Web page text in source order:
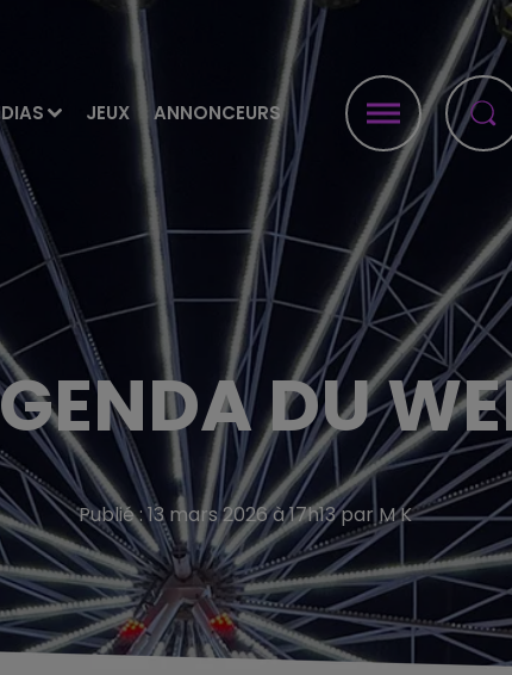
JEUX ANNONCEURS
DU
Publié : 13 mars 2026 à 17h13 par M K